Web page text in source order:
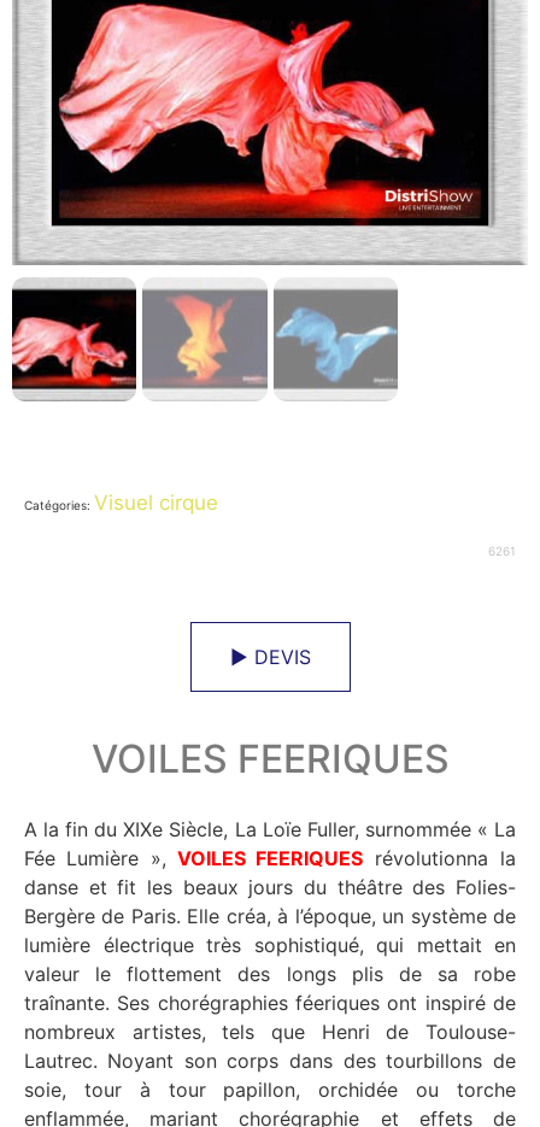
Catégories: Visuel cirque
6261
► DEVIS
VOILES FEERIQUES
A la fin du XIXe Siècle, La Loïe Fuller, surnommée « La
Fée Lumière », VOILES FEERIQUES révolutionna la
danse et fit les beaux jours du théâtre des Folies-
Bergère de Paris. Elle créa, à l’époque, un système de
lumière électrique très sophistiqué, qui mettait en
valeur le flottement des longs plis de sa robe
traînante. Ses chorégraphies féeriques ont inspiré de
nombreux artistes, tels que Henri de Toulouse-
Lautrec. Noyant son corps dans des tourbillons de
soie, tour à tour papillon, orchidée ou torche
enflammée, mariant chorégraphie et effets de